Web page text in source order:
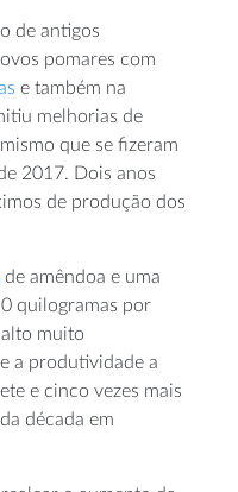
de antigos
pomares com
e também na
melhorias de
que se fizeram
2017. Dois anos
de produção dos
de amêndoa e uma
quilogramas por
muito
a produtividade a
e cinco vezes mais
década em